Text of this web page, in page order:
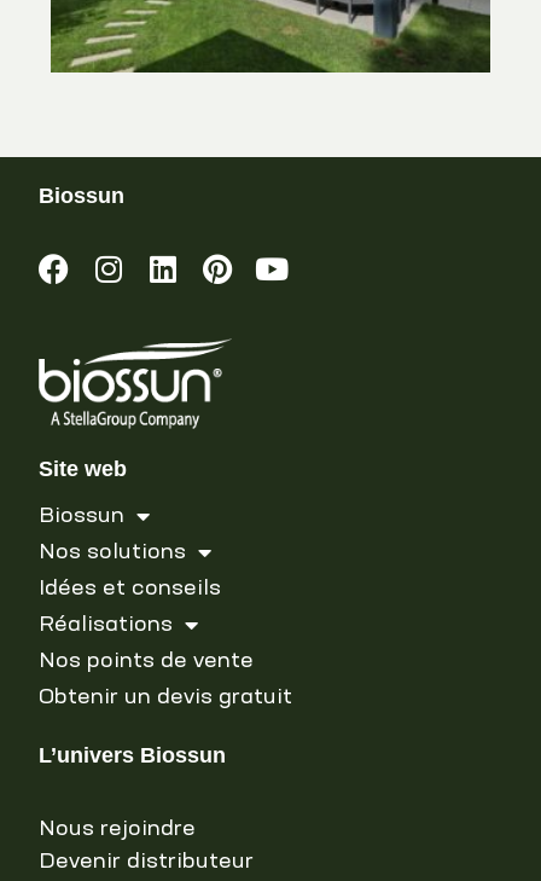
Biossun
Site web
Biossun
Nos solutions
Idées et conseils
Réalisations
Nos points de vente
Obtenir un devis gratuit
L’univers Biossun
Nous rejoindre
Devenir distributeur